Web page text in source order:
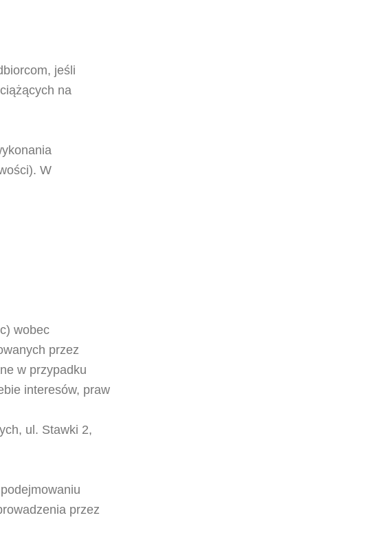
jeśli
na
W
wobec
przez
w przypadku
interesów, praw
ul. Stawki 2,
przez